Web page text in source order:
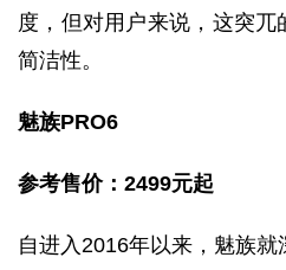
度，但对用户来说，这突
简洁性。
魅族PRO6
参考售价：2499元起
自进入2016年以来，魅族就